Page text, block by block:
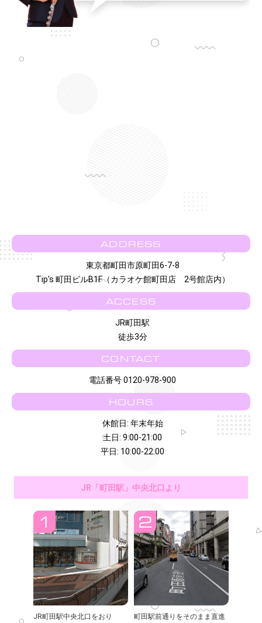
ADDRESS
東京都町田市原町田6-7-8
Tip's 町田ビルB1F（カラオケ館町田店 2号館店内）
ACCESS
JR町田駅
徒歩3分
CONTACT
電話番号 0120-978-900
HOURS
休館日: 年末年始
土日: 9:00-21:00
平日: 10:00-22:00
JR「町田駅」中央北口より
JR町田駅中央北口をおり
町田駅前通りをそのまま直進